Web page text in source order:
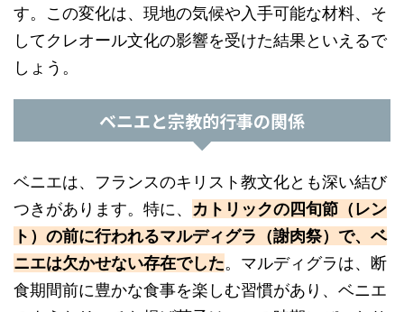
す。この変化は、現地の気候や入手可能な材料、そ
してクレオール文化の影響を受けた結果といえるで
しょう。
ベニエと宗教的行事の関係
ベニエは、フランスのキリスト教文化とも深い結び
つきがあります。特に、 カトリックの四旬節（レン
ト）の前に行われるマルディグラ（謝肉祭）で、ベ
ニエは欠かせない存在でした。マルディグラは、断
食期間前に豊かな食事を楽しむ習慣があり、ベニエ